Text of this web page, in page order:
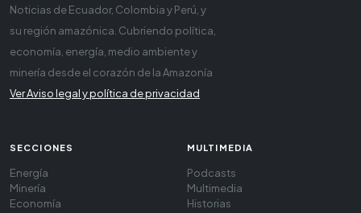
Noticias de Ecuador, Colombia y Perú, y
su región amazónica. Cubriendo política,
economía, energía, medio ambiente y
minería desde el corazón de la Amazonía
Ver Aviso legal y política de privacidad
SECCIONES
Energía
Minería
Economía
MULTIMEDIA
Podcasts
Multimedia
Historias